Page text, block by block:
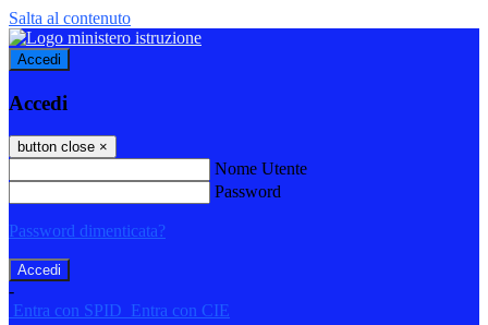
Salta al contenuto
Accedi
Accedi
button close ×
Nome Utente
Password
Password dimenticata?
-
Entra con SPID Entra con CIE